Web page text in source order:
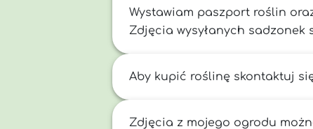
Wystawiam paszport roślin
Zdjęcia wysyłanych sadzonek
Aby kupić roślinę skontaktuj
Zdjęcia z mojego ogrodu